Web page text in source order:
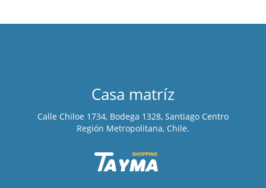
Casa matríz
Calle Chiloe 1734, Bodega 1328, Santiago Centro
Región Metropolitana, Chile.